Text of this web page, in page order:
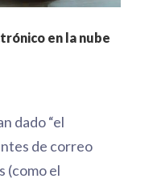
en la nube
dado “el
de correo
(como el